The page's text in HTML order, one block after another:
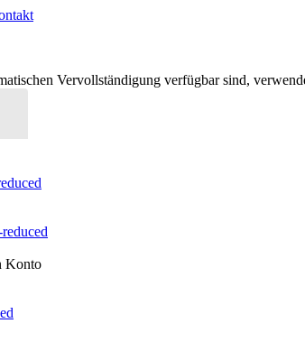
Vervollständigung verfügbar sind,
Konto